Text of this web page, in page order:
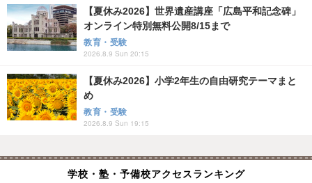
【夏休み2026】世界遺産講座「広島平和記念碑」
オンライン特別無料公開8/15まで
教育・受験
2026.8.9 Sun 20:15
【夏休み2026】小学2年生の自由研究テーマまと
め
教育・受験
2026.8.9 Sun 19:15
学校・塾・予備校アクセスランキング